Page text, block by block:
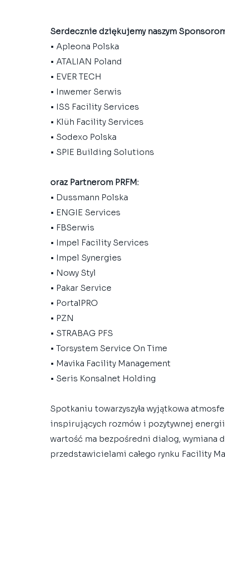
Serdecznie dziękujemy naszym
• Apleona Polska
• ATALIAN Poland
• EVER TECH
• Inwemer Serwis
• ISS Facility Services
• Klüh Facility Services
• Sodexo Polska
• SPIE Building Solutions
oraz Partnerom PRFM:
• Dussmann Polska
• ENGIE Services
• FBSerwis
• Impel Facility Services
• Impel Synergies
• Nowy Styl
• Pakar Service
• PortalPRO
• PZN
• STRABAG PFS
• Torsystem Service On Time
• Mavika Facility Management
• Seris Konsalnet Holding
Spotkaniu towarzyszyła wyjątkowa
inspirujących rozmów i pozytywnej
wartość ma bezpośredni dialog, wymiana
przedstawicielami całego rynku Facility